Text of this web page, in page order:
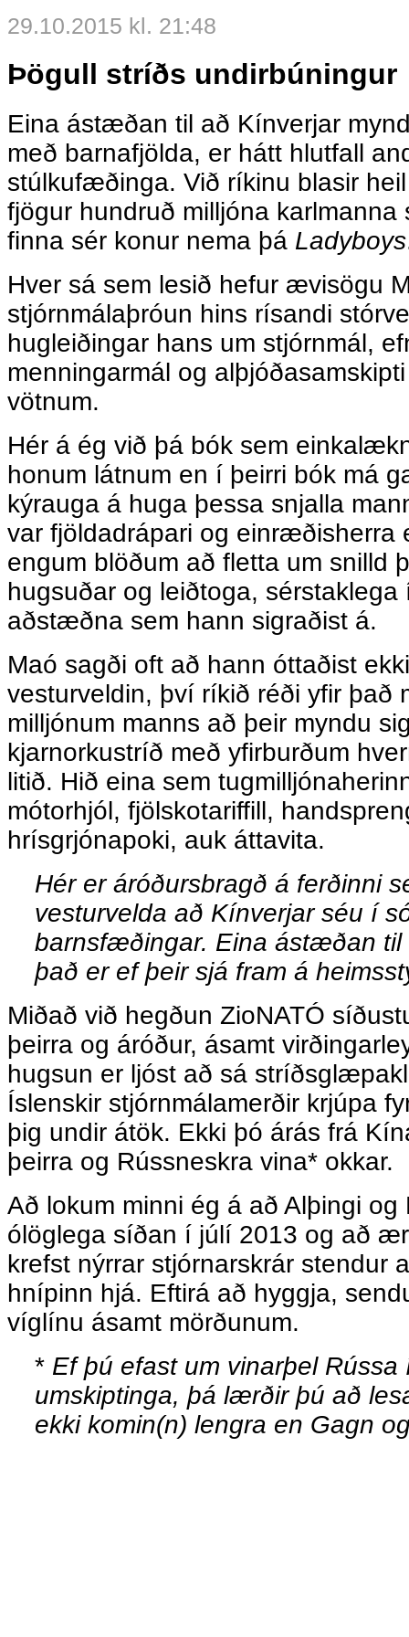
29.10.2015 kl. 21:48
Þögull stríðs undirbúningur
Eina ástæðan til að Kínverjar
með barnafjölda, er hátt hlutfall
stúlkufæðinga. Við ríkinu blasir
fjögur hundruð milljóna karlmanna
finna sér konur nema þá Ladyboys
Hver sá sem lesið hefur ævisögu
stjórnmálaþróun hins rísandi
hugleiðingar hans um stjórnmál,
menningarmál og
vötnum.
Hér á ég við þá bók sem
honum látnum en í þeirri bók má
kýrauga á huga þessa snjalla
var fjöldadrápari og einræðisherra
engum blöðum að fletta um snilld
hugsuðar og leiðtoga, sérstaklega
aðstæðna sem hann sigraðist á.
Maó sagði oft að hann óttaðist
vesturveldin, því ríkið réði yfir það
milljónum manns að þeir myndu
kjarnorkustríð með yfirburðum
litið. Hið eina sem
mótorhjól, fjölskotariffill,
hrísgrjónapoki, auk áttavita.
Hér er áróðursbragð á ferðinni
vesturvelda að Kínverjar séu í
barnsfæðingar. Eina ástæðan til
það er ef þeir sjá fram á
Miðað við hegðun ZioNATÓ
þeirra og áróður, ásamt
hugsun er ljóst að sá
Íslenskir stjórnmálamerðir krjúpa
þig undir átök. Ekki þó árás frá
þeirra og Rússneskra vina* okkar.
Að lokum minni ég á að Alþingi
ólöglega síðan í júlí 2013 og að
krefst nýrrar stjórnarskrár stendur
hnípinn hjá. Eftirá að hyggja,
víglínu ásamt mörðunum.
* Ef þú efast um vinarþel Rússa
umskiptinga, þá lærðir þú að
ekki komin(n) lengra en Gagn